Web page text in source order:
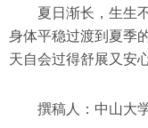
夏日渐长，生生
身体平稳过渡到夏季
天自会过得舒展又安
撰稿人：中山大